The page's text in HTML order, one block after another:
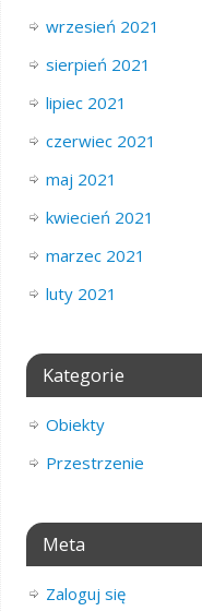
wrzesień 2021
sierpień 2021
lipiec 2021
czerwiec 2021
maj 2021
kwiecień 2021
marzec 2021
luty 2021
Kategorie
Obiekty
Przestrzenie
Meta
Zaloguj się